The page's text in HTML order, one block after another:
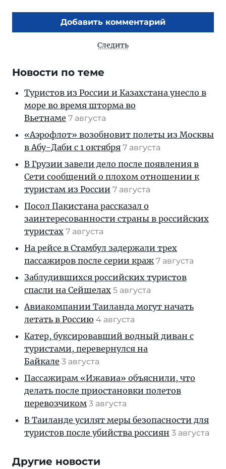
Добавить комментарий
Следить
Новости по теме
Туристов из России и Казахстана унесло в
море во время шторма во
Вьетнаме 7 августа
«Аэрофлот» возобновит полеты из Москвы
в Абу-Даби с 1 октября 7 августа
В Грузии завели дело после появления в
Сети сообщений о плохом отношении к
туристам из России 7 августа
Посол Пакистана рассказал о
заинтересованности страны в российских
туристах 7 августа
На рейсе в Стамбул задержали трех
пассажиров после серии краж 7 августа
Заблудившихся российских туристов
спасли на Сейшелах 5 августа
Авиакомпании Таиланда могут начать
летать в Россию 4 августа
Катер, буксировавший водный диван с
туристами, перевернулся на
Байкале 3 августа
Пассажирам «Ижавиа» объяснили, что
делать после приостановки полетов
перевозчиком 3 августа
В Таиланде усилят меры безопасности для
туристов после убийства россиян 3 августа
Другие новости